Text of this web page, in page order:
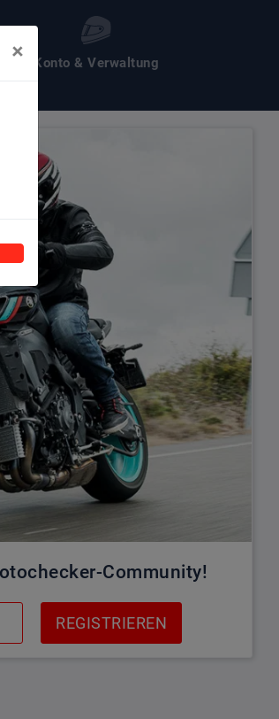
Konto & Verwaltung
Community!
REGISTRIEREN
×